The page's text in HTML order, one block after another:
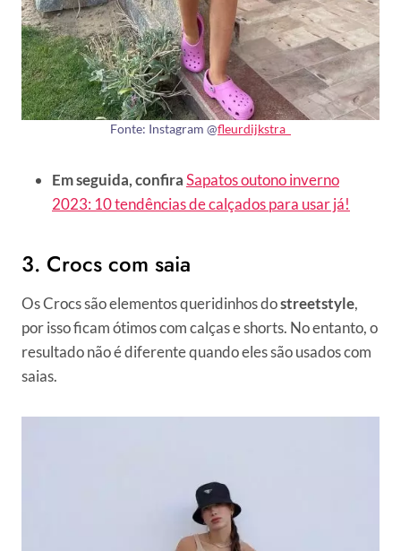
Fonte: Instagram @fleurdijkstra_
Em seguida, confiraSapatos outono inverno
2023: 10 tendências de calçados para usar já!
3. Crocs com saia
Os Crocs são elementos queridinhos dostreetstyle,
por isso ficam ótimos com calças e shorts. No entanto, o
resultado não é diferente quando eles são usados com
saias.